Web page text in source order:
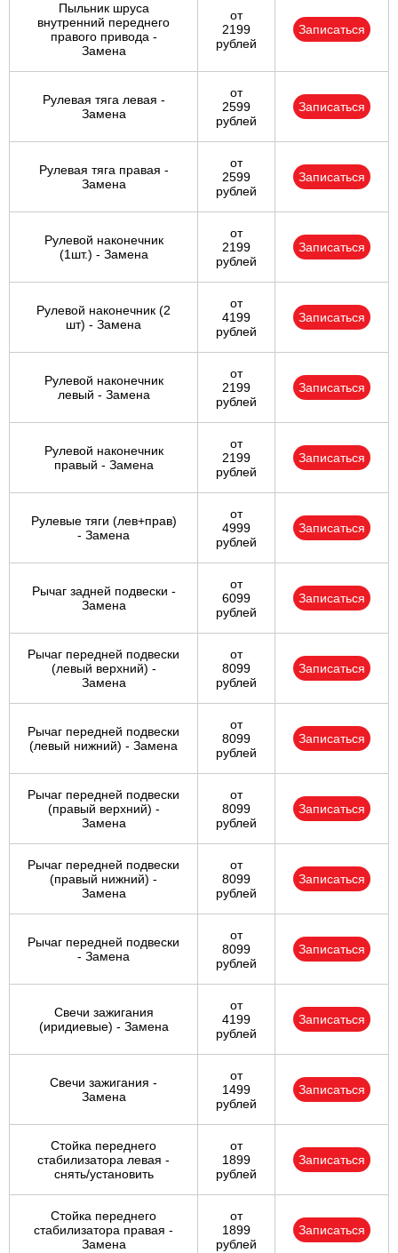
Пыльник шруса
внутренний переднего
правого привода -
Замена
от
2199
рублей
Записаться
Рулевая тяга левая -
Замена
от
2599
рублей
Записаться
Рулевая тяга правая -
Замена
от
2599
рублей
Записаться
Рулевой наконечник
(1шт.) - Замена
от
2199
рублей
Записаться
Рулевой наконечник (2
шт) - Замена
от
4199
рублей
Записаться
Рулевой наконечник
левый - Замена
от
2199
рублей
Записаться
Рулевой наконечник
правый - Замена
от
2199
рублей
Записаться
Рулевые тяги (лев+прав)
- Замена
от
4999
рублей
Записаться
Рычаг задней подвески -
Замена
от
6099
рублей
Записаться
Рычаг передней подвески
(левый верхний) -
Замена
от
8099
рублей
Записаться
Рычаг передней подвески
(левый нижний) - Замена
от
8099
рублей
Записаться
Рычаг передней подвески
(правый верхний) -
Замена
от
8099
рублей
Записаться
Рычаг передней подвески
(правый нижний) -
Замена
от
8099
рублей
Записаться
Рычаг передней подвески
- Замена
от
8099
рублей
Записаться
Свечи зажигания
(иридиевые) - Замена
от
4199
рублей
Записаться
Свечи зажигания -
Замена
от
1499
рублей
Записаться
Стойка переднего
стабилизатора левая -
снять/установить
от
1899
рублей
Записаться
Стойка переднего
стабилизатора правая -
Замена
от
1899
рублей
Записаться